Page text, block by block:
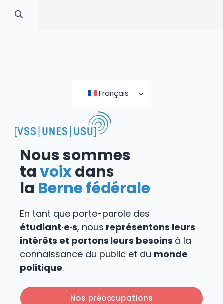
Français
Nous sommes
tavoixdans
la Berne fédérale
En tant que porte-parole des
étudiant·e·s, nous représentons leurs
intérêts et portons leurs besoins à la
connaissance du public et du monde
politique.
Nos préoccupations